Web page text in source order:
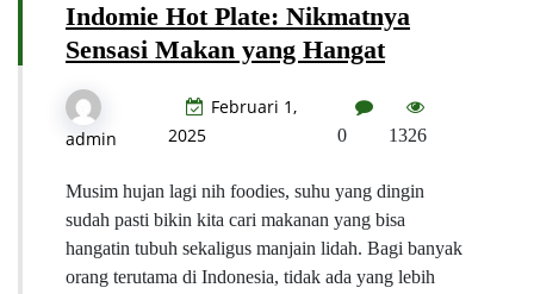
Indomie Hot Plate: Nikmatnya
Sensasi Makan yang Hangat
admin
Februari 1,
2025
0 1326
Musim hujan lagi nih foodies, suhu yang dingin
sudah pasti bikin kita cari makanan yang bisa
hangatin tubuh sekaligus manjain lidah. Bagi banyak
orang terutama di Indonesia, tidak ada yang lebih